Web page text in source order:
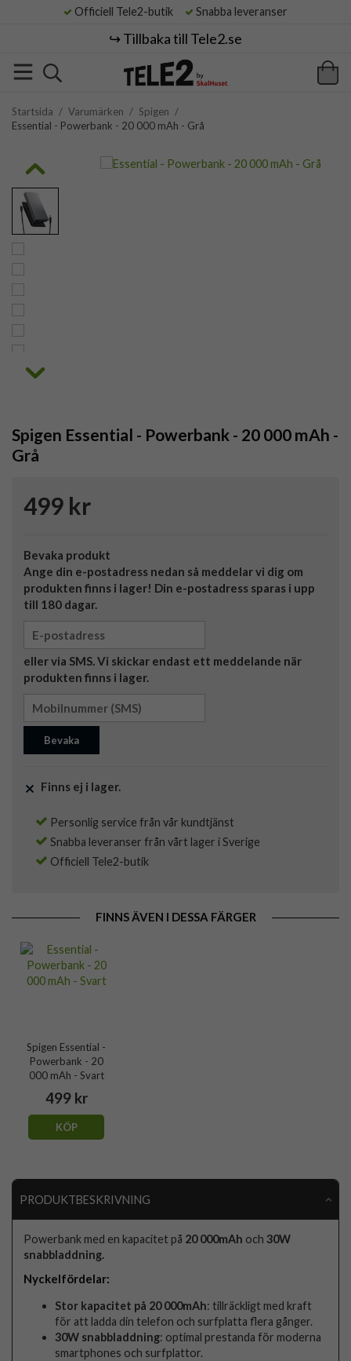
Officiell Tele2-butik Snabba leveranser
↪️ Tillbaka till Tele2.se
Startsida / Varumärken / Spigen /
Essential - Powerbank - 20 000 mAh - Grå
Spigen Essential - Powerbank - 20 000 mAh -
Grå
499 kr
Bevaka produkt
Ange din e-postadress nedan så meddelar vi dig om
produkten finns i lager! Din e-postadress sparas i upp
till 180 dagar.
eller via SMS. Vi skickar endast ett meddelande när
produkten finns i lager.
Bevaka
Finns ej i lager.
Personlig service från vår kundtjänst
Snabba leveranser från vårt lager i Sverige
Officiell Tele2-butik
FINNS ÄVEN I DESSA FÄRGER
Spigen Essential -
Powerbank - 20
000 mAh - Svart
499 kr
KÖP
PRODUKTBESKRIVNING
Powerbank med en kapacitet på 20 000mAh och30W
snabbladdning.
Nyckelfördelar:
Stor kapacitet på 20 000mAh: tillräckligt med kraft
för att ladda din telefon och surfplatta flera gånger.
30W snabbladdning: optimal prestanda för moderna
smartphones och surfplattor.